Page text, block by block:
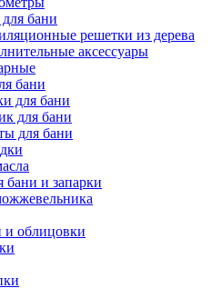
бани
решетки из дерева
аксессуары
бани
для бани
для бани
для бани
бани и запарки
облицовки